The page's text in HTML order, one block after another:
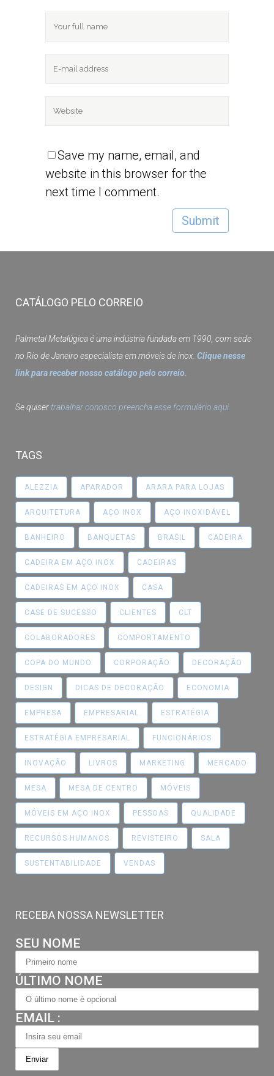
Save my name, email, and
website in this browser for the
next time I comment.
CATÁLOGO PELO CORREIO
Palmetal Metalúgica é uma indústria fundada em 1990, com sede
no Rio de Janeiro especialista em móveis de inox. Clique nesse
link para receber nosso catálogo pelo correio.
Se quisertrabalhar conosco preencha esse formulário aqui.
TAGS
ALEZZIA APARADOR ARARA PARA LOJAS
ARQUITETURA AÇO INOX AÇO INOXIDÁVEL
BANHEIRO BANQUETAS BRASIL CADEIRA
CADEIRA EM AÇO INOX CADEIRAS
CADEIRAS EM AÇO INOX CASA
CASE DE SUCESSO CLIENTES CLT
COLABORADORES COMPORTAMENTO
COPA DO MUNDO CORPORAÇÃO DECORAÇÃO
DESIGN DICAS DE DECORAÇÃO ECONOMIA
EMPRESA EMPRESARIAL ESTRATÉGIA
ESTRATÉGIA EMPRESARIAL FUNCIONÁRIOS
INOVAÇÃO LIVROS MARKETING MERCADO
MESA MESA DE CENTRO MÓVEIS
MÓVEIS EM AÇO INOX PESSOAS QUALIDADE
RECURSOS HUMANOS REVISTEIRO SALA
SUSTENTABILIDADE VENDAS
RECEBA NOSSA NEWSLETTER
SEU NOME
ÚLTIMO NOME
EMAIL :